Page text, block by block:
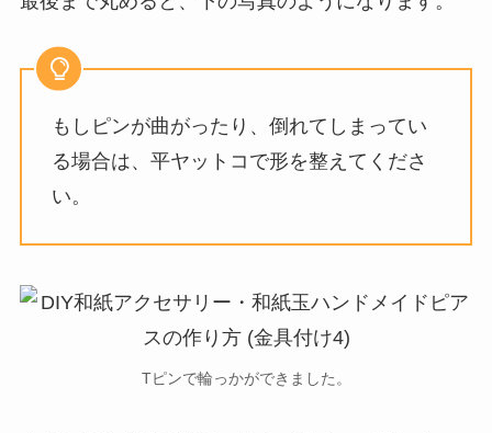
もしピンが曲がったり、倒れてしまってい
る場合は、平ヤットコで形を整えてくださ
い。
Tピンで輪っかができました。